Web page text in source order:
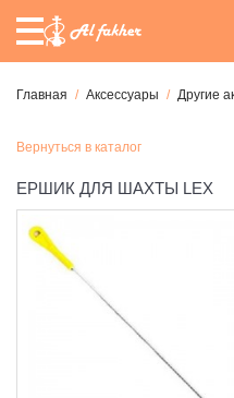
Главная Аксессуары Другие
Вернуться в каталог
ЕРШИК ДЛЯ ШАХТЫ LEX